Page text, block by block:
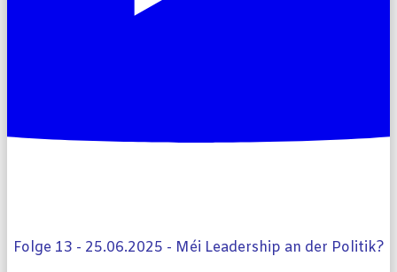
Folge 13 - 25.06.2025 - Méi Leadership an der Politik?